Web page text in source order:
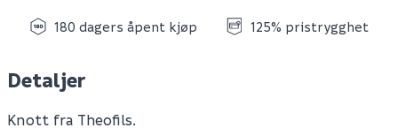
180 dagers åpent kjøp 125% pristrygghet
Detaljer
Knott fra Theofils.